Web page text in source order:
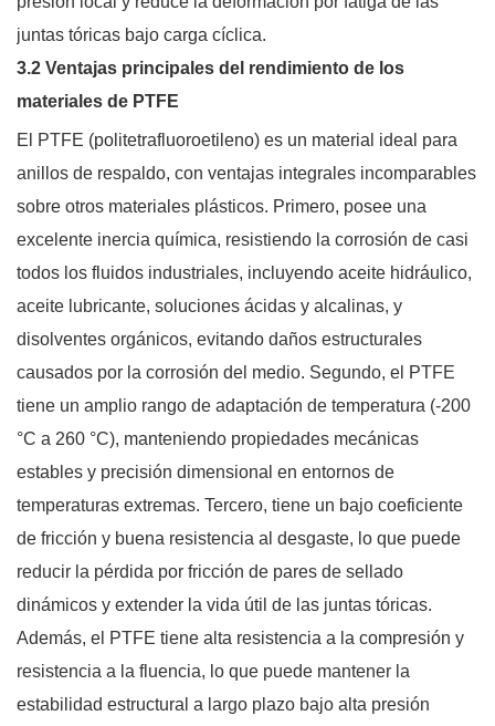
juntas tóricas bajo carga cíclica.
3.2 Ventajas principales del rendimiento de los
materiales de PTFE
El PTFE (politetrafluoroetileno) es un material ideal para
anillos de respaldo, con ventajas integrales incomparables
sobre otros materiales plásticos. Primero, posee una
excelente inercia química, resistiendo la corrosión de casi
todos los fluidos industriales, incluyendo aceite hidráulico,
aceite lubricante, soluciones ácidas y alcalinas, y
disolventes orgánicos, evitando daños estructurales
causados ​​por la corrosión del medio. Segundo, el PTFE
tiene un amplio rango de adaptación de temperatura (-200
°C a 260 °C), manteniendo propiedades mecánicas
estables y precisión dimensional en entornos de
temperaturas extremas. Tercero, tiene un bajo coeficiente
de fricción y buena resistencia al desgaste, lo que puede
reducir la pérdida por fricción de pares de sellado
dinámicos y extender la vida útil de las juntas tóricas.
Además, el PTFE tiene alta resistencia a la compresión y
resistencia a la fluencia, lo que puede mantener la
estabilidad estructural a largo plazo bajo alta presión